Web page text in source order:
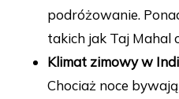
podróżowanie.
takich jak Taj Mahal
Klimat zimowy w
Chociaż noce